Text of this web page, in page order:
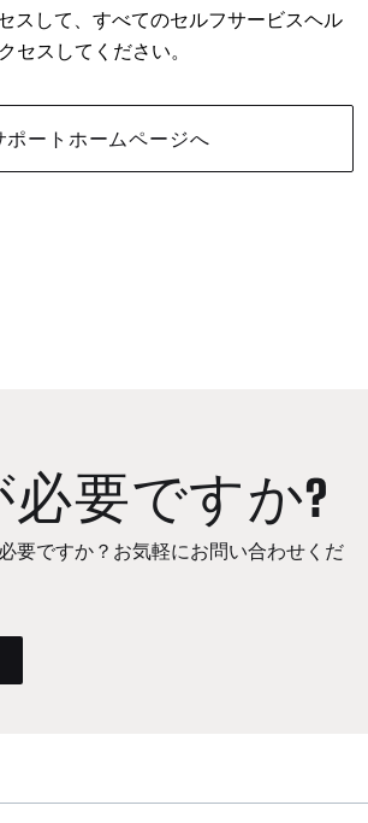
スして、すべてのセルフサービスヘル
セスしてください。
ポートホームページへ
要ですか?
要ですか？お気軽にお問い合わせくだ